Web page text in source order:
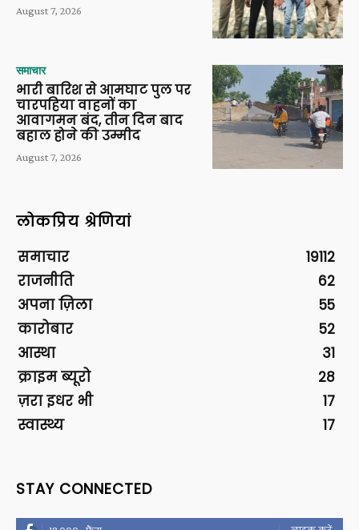
August 7, 2026
समाचार
भारी बारिश से आमघाट पुल पर
चारपहिया वाहनों का
आवागमन बंद, तीन दिन बाद
बहाल होने की उम्मीद
August 7, 2026
लोकप्रिय श्रेणियां
समाचार
19112
राजनीति
62
अपना ज़िला
55
कारोबार
52
आस्था
31
क्राइम ब्यूरो
28
ज़रा इधर भी
17
स्वास्थ्य
17
STAY CONNECTED